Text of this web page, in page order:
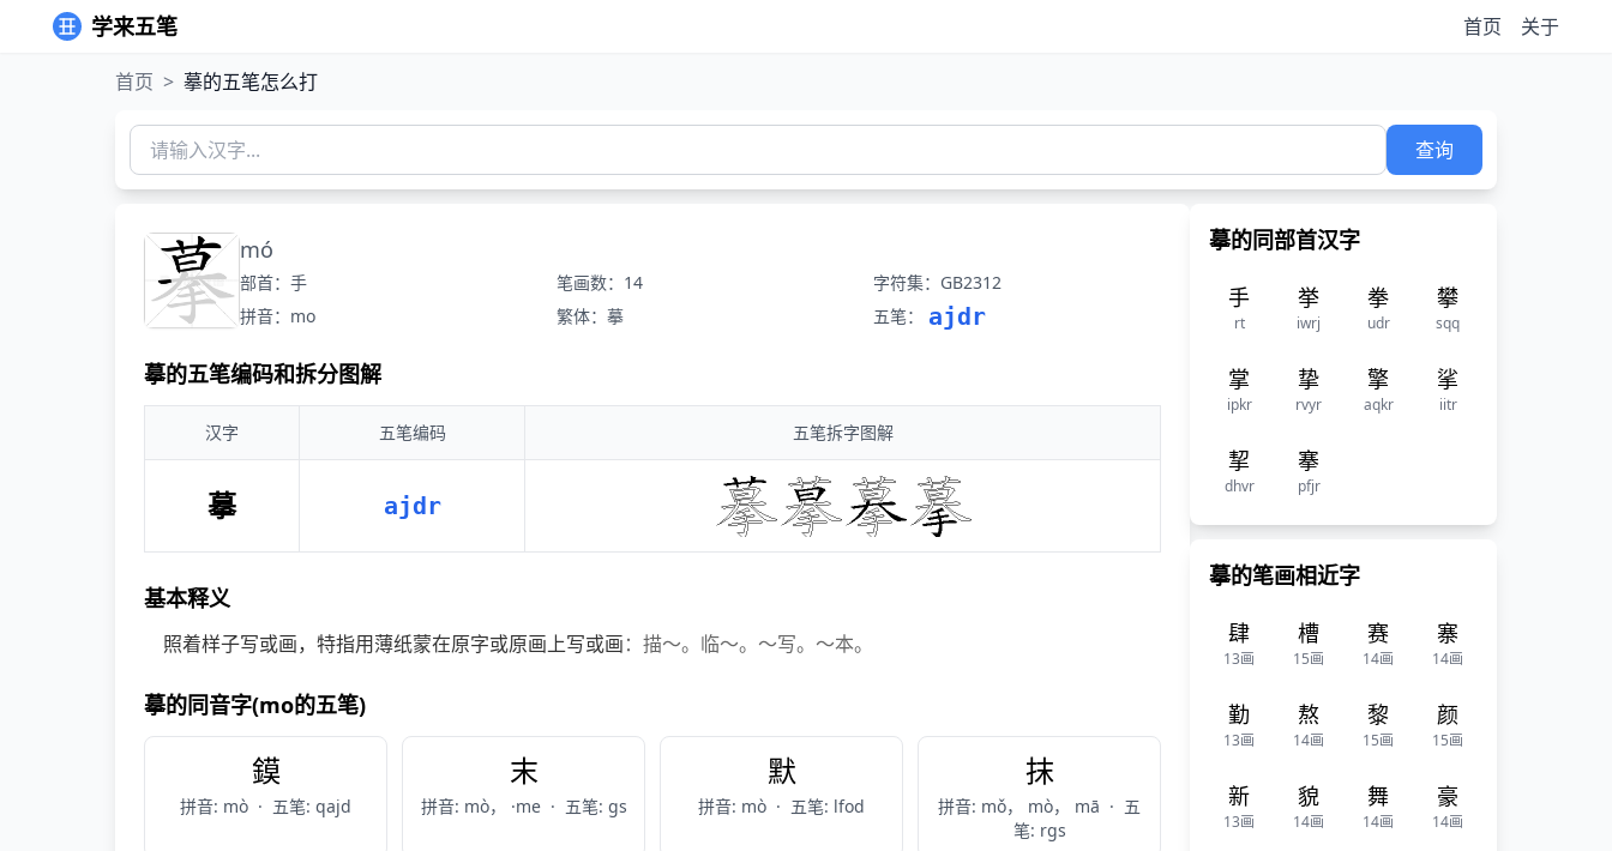
学来五笔 首页 关于
首页 > 摹的五笔怎么打
查询
mó
部首：手 笔画数：14
字符集：GB2312
拼音：mo
繁体：摹 五笔：
ajdr
摹的五笔编码和拆分图解
汉字 五笔编码 五笔拆字图解
摹 ajdr
基本释义
照着样子写或画，特指用薄纸蒙在原字或原画上写或画：描～。临～。～写。～本。
摹的同音字(mo的五笔)
鏌
拼音: mò · 五笔: qajd
末
拼音: mò， ·me · 五笔: gs
默
拼音: mò · 五笔: lfod
抹
拼音: mǒ， mò， mā · 五
笔: rgs
摹的同部首汉字
手
rt
挙
iwrj
拳
udr
攀
sqq
掌
ipkr
挚
rvyr
擎
aqkr
挲
iitr
挈
dhvr
搴
pfjr
摹的笔画相近字
肆
13画
槽
15画
赛
14画
寨
14画
勤
13画
熬
14画
黎
15画
颜
15画
新
13画
貌
14画
舞
14画
豪
14画